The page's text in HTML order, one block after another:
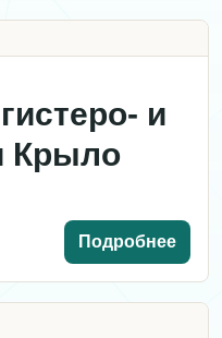
и
Крыло
Подробнее